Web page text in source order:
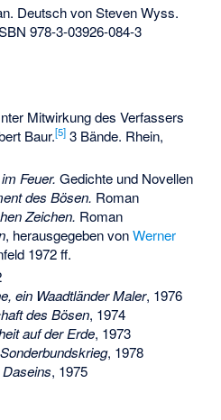
Deutsch von Steven Wyss.
978-3-03926-084-3
Mitwirkung des Verfassers
Baur.[5]3 Bände. Rhein,
Feuer. Gedichte und Novellen
des Bösen. Roman
Zeichen. Roman
, herausgegeben vonWerner
1972 ff.
ein Waadtländer Maler, 1976
des Bösen, 1974
auf der Erde, 1973
, 1978
, 1975